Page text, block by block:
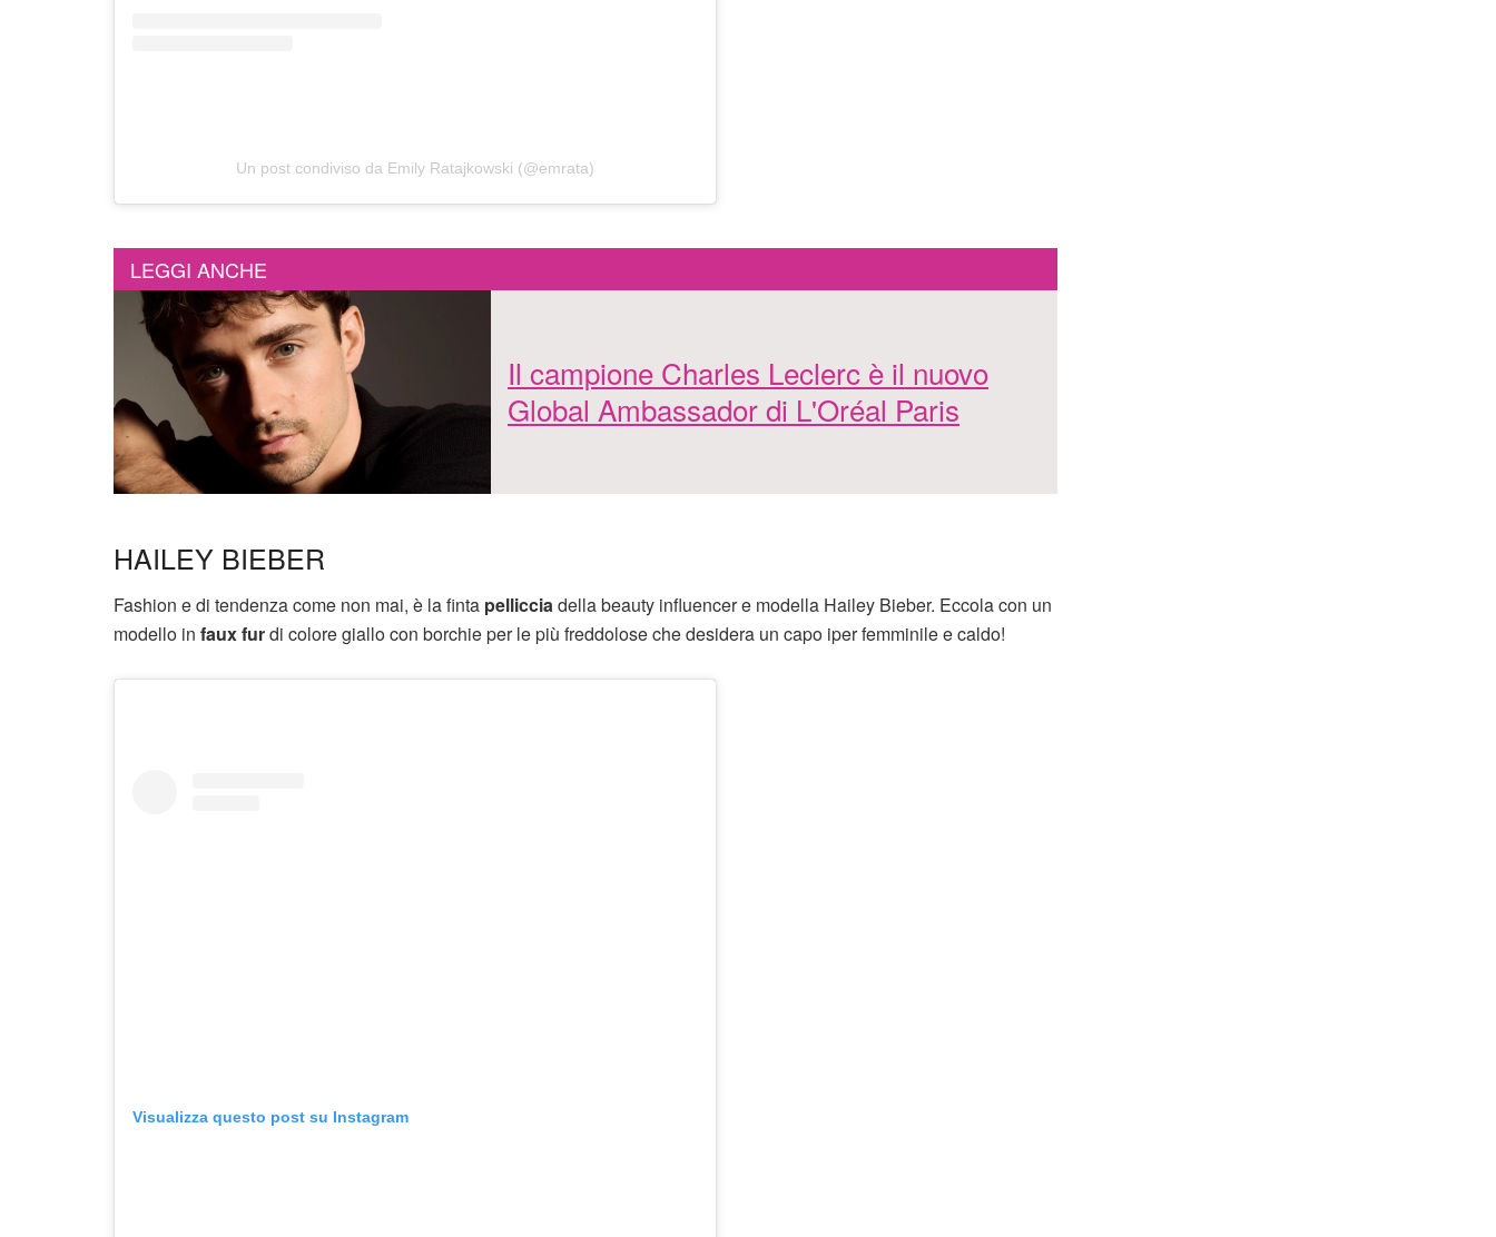
Un post condiviso da Emily Ratajkowski (@emrata)
LEGGI ANCHE
Il campione Charles Leclerc è il nuovo
Global Ambassador di L'Oréal Paris
HAILEY BIEBER
Fashion e di tendenza come non mai, è la finta pellicciadella beauty influencer e modella Hailey Bieber. Eccola con un
modello in faux furdi colore giallo con borchie per le più freddolose che desidera un capo iper femminile e caldo!
Visualizza questo post su Instagram